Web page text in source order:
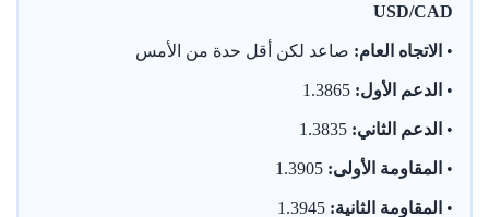
USD/CAD
• الاتجاه العام: صاعد لكن أقل حدة من الأمس
• الدعم الأول:
• الدعم الثاني:
• المقاومة الأولى:
• المقاومة الثانية: